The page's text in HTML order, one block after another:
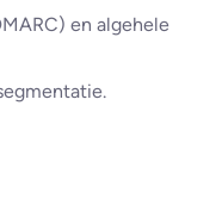
en algehele